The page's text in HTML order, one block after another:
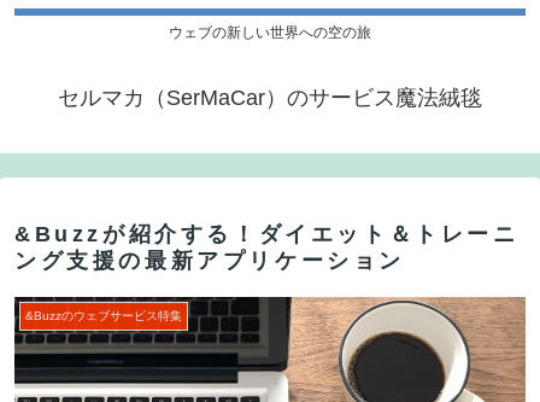
ウェブの新しい世界への空の旅
セルマカ（SerMaCar）のサービス魔法絨毯
&Buzzが紹介する！ダイエット＆トレーニ
ング支援の最新アプリケーション
&Buzzのウェブサービス特集